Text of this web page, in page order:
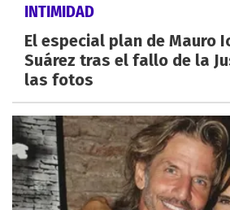
INTIMIDAD
El especial plan de Mauro
Suárez tras el fallo de la
las fotos